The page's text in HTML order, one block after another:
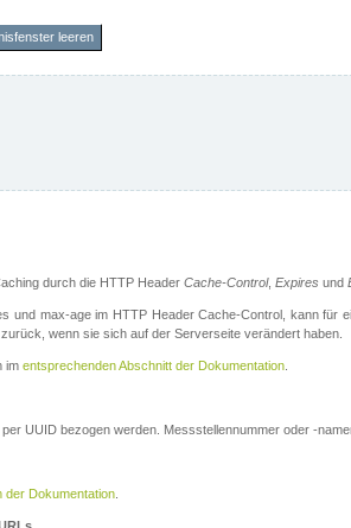
leeren
durch die HTTP Header Cache-Control, Expires und
und max-age im HTTP Header Cache-Control, kann
wenn sie sich auf der Serverseite verändert haben.
im entsprechenden Abschnitt der Dokumentation.
UUID bezogen werden. Messstellennummer oder -
der Dokumentation.